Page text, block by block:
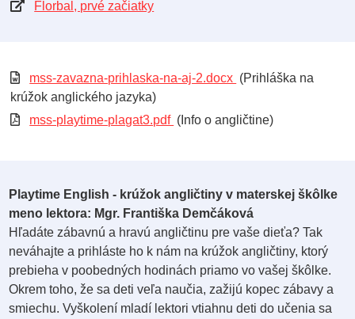
Florbal, prvé začiatky
mss-zavazna-prihlaska-na-aj-2.docx (Prihláška na
krúžok anglického jazyka)
mss-playtime-plagat3.pdf (Info o angličtine)
Playtime English- krúžok angličtiny v materskej škôlke
meno lektora: Mgr. Františka Demčáková
Hľadáte zábavnú a hravú angličtinu pre vaše dieťa? Tak
neváhajte a prihláste ho k nám na krúžok angličtiny, ktorý
prebieha v poobedných hodinách priamo vo vašej škôlke.
Okrem toho, že sa deti veľa naučia, zažijú kopec zábavy a
smiechu. Vyškolení mladí lektori vtiahnu deti do učenia sa